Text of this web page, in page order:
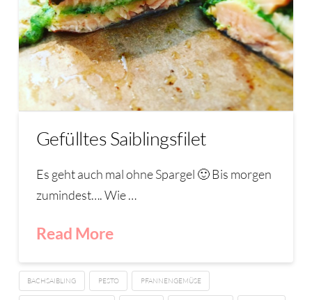
Gefülltes Saiblingsfilet
Es geht auch mal ohne Spargel 🙂 Bis morgen
zumindest…. Wie …
Read More
BACHSAIBLING PESTO PFANNENGEMÜSE